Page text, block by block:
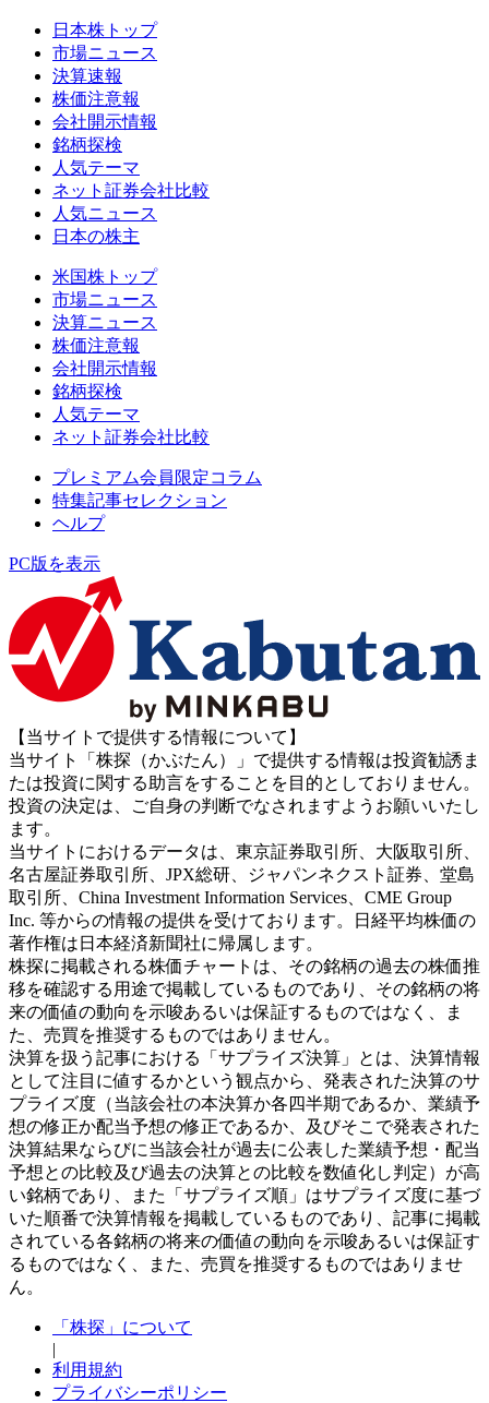
日本株トップ
市場ニュース
決算速報
株価注意報
会社開示情報
銘柄探検
人気テーマ
ネット証券会社比較
人気ニュース
日本の株主
米国株トップ
市場ニュース
決算ニュース
株価注意報
会社開示情報
銘柄探検
人気テーマ
ネット証券会社比較
プレミアム会員限定コラム
特集記事セレクション
ヘルプ
PC版を表示
【当サイトで提供する情報について】
当サイト「株探（かぶたん）」で提供する情報は投資勧誘ま
たは投資に関する助言をすることを目的としておりません。
投資の決定は、ご自身の判断でなされますようお願いいたし
ます。
当サイトにおけるデータは、東京証券取引所、大阪取引所、
名古屋証券取引所、JPX総研、ジャパンネクスト証券、堂島
取引所、China Investment Information Services、CME Group
Inc. 等からの情報の提供を受けております。日経平均株価の
著作権は日本経済新聞社に帰属します。
株探に掲載される株価チャートは、その銘柄の過去の株価推
移を確認する用途で掲載しているものであり、その銘柄の将
来の価値の動向を示唆あるいは保証するものではなく、ま
た、売買を推奨するものではありません。
決算を扱う記事における「サプライズ決算」とは、決算情報
として注目に値するかという観点から、発表された決算のサ
プライズ度（当該会社の本決算か各四半期であるか、業績予
想の修正か配当予想の修正であるか、及びそこで発表された
決算結果ならびに当該会社が過去に公表した業績予想・配当
予想との比較及び過去の決算との比較を数値化し判定）が高
い銘柄であり、また「サプライズ順」はサプライズ度に基づ
いた順番で決算情報を掲載しているものであり、記事に掲載
されている各銘柄の将来の価値の動向を示唆あるいは保証す
るものではなく、また、売買を推奨するものではありませ
ん。
「株探」について
|
利用規約
プライバシーポリシー